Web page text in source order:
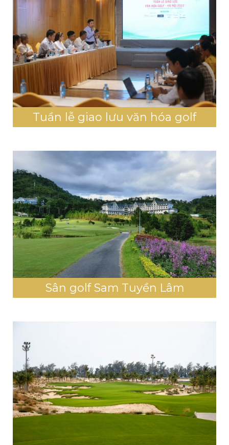
Tuần lễ giao lưu văn hóa golf
Sân golf Sam Tuyền Lâm